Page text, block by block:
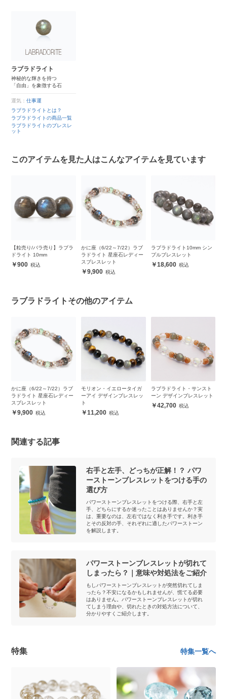
ラブラドライト
神秘的な輝きを持つ
「自由」を象徴する石
運気：仕事運
ラブラドライトとは？
ラブラドライトの商品一覧
ラブラドライトのブレスレ
ット
このアイテムを見た人はこんなアイテムを見ています
【粒売り/バラ売り】ラブラ
ドライト 10mm
900
かに座（6/22～7/22）ラブ
ラドライト 星座石レディー
スブレスレット
9,900
ラブラドライト10mm シン
プルブレスレット
18,600
ラブラドライトその他のアイテム
かに座（6/22～7/22）ラブ
ラドライト 星座石レディー
スブレスレット
9,900
モリオン・イエロータイガ
ーアイ デザインブレスレッ
ト
11,200
ラブラドライト・サンスト
ーン デザインブレスレット
42,700
関連する記事
右手と左手、どっちが正解！？ パワ
ーストーンブレスレットをつける手の
選び方
パワーストーンブレスレットをつける際、右手と左
手、どちらにするか迷ったことはありませんか？実
は、重要なのは、左右ではなく利き手です。利き手
とその反対の手、それぞれに適したパワーストーン
を解説します。
パワーストーンブレスレットが切れて
しまったら？｜意味や対処法をご紹介
もしパワーストーンブレスレットが突然切れてしま
ったら？不安になるかもしれませんが、慌てる必要
はありません。パワーストーンブレスレットが切れ
てしまう理由や、切れたときの対処方法について、
分かりやすくご紹介します。
特集 特集一覧へ